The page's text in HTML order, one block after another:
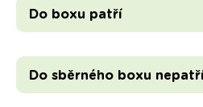
Do boxu patří
Do sběrného boxu nepatří